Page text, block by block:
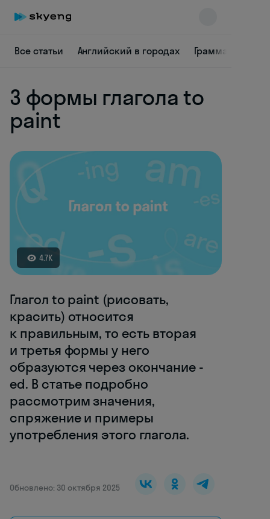
Все статьи Английский в городах Грамматика
3 формы глагола to
paint
4.7K
Глагол to paint (рисовать,
красить) относится
к правильным, то есть вторая
и третья формы у него
образуются через окончание -
ed. В статье подробно
рассмотрим значения,
спряжение и примеры
употребления этого глагола.
Обновлено: 30 октября 2025